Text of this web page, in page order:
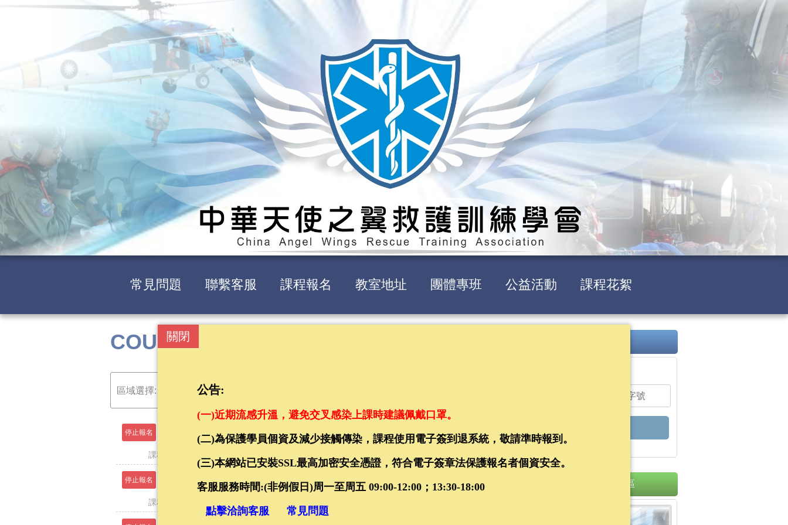
關閉
公告:
(一)近期流感升溫，避免交叉感染上課時建議佩戴口罩。
(二)為保護學員個資及減少接觸傳染，課程使用電子簽到退系統，敬請準時報到。
(三)本網站已安裝SSL最高加密安全憑證，符合電子簽章法保護報名者個資安全。
客服服務時間:(非例假日)周一至周五 09:00-12:00；13:30-18:00
點擊洽詢客服 常見問題
常見問題 聯繫客服 課程報名 教室地址 團體專班 公益活動 課程花絮
COURSE
區域選擇:
停止報名 2025-04-26 【高雄】初級救護技術員繼續教育課程(EMT-1複訓)
課程日期：114年4月26日(六) (08:00-17:00)
停止報名 2025-05-03 【高雄】初級救護技術員訓練課程(EMT-1初訓)
課程時間：114年5月3、4、10、11(08:00-18:00)17、18日(08:00-19:00)
資訊連結專區